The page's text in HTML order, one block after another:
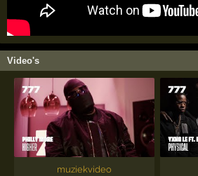
Video's
muziekvideo